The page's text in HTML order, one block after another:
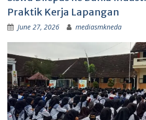
Praktik Kerja Lapangan
June 27, 2026 mediasmkneda